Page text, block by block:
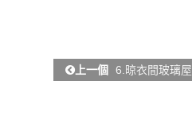
上一個 6.晾衣間玻璃